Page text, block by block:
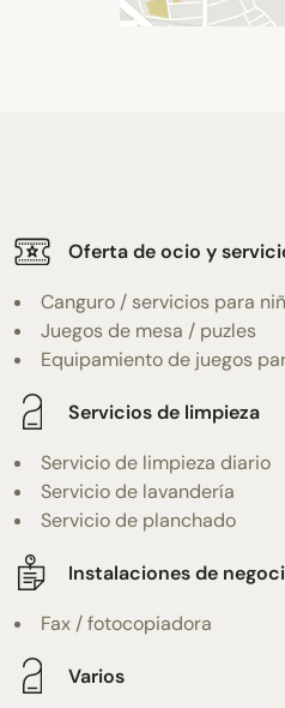
Oferta de ocio y
Canguro / servicios para
Juegos de mesa / puzles
Equipamiento de juegos
Servicios de limpieza
Servicio de limpieza diario
Servicio de lavandería
Servicio de planchado
Instalaciones de
Fax / fotocopiadora
Varios